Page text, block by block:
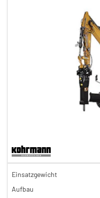
411,00 €
342,00 €
286,00 €
Einsatzgewicht
Aufbau